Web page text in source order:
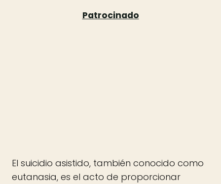
El suicidio asistido, también conocido como
eutanasia, es el acto de proporcionar